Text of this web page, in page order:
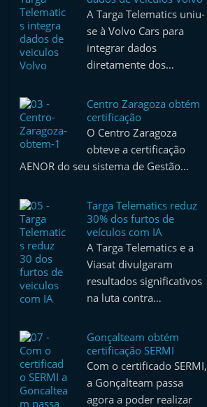
A Targa Telematics uniu-
se à Volvo Cars para
integrar dados
diretamente dos…
Centro Zaragoza obtém
certificação
O Centro Zaragoza
obteve a certificação
AENOR do seu sistema de Gestão…
Targa Telematics reduz
30% dos furtos de
veículos com IA
A Targa Telematics e a
Viasat divulgaram
resultados significativos
na luta contra…
Gonçalteam obtém
certificação SERMI
Com o certificado SERMI,
a Gonçalteam passa
agora a poder realizar